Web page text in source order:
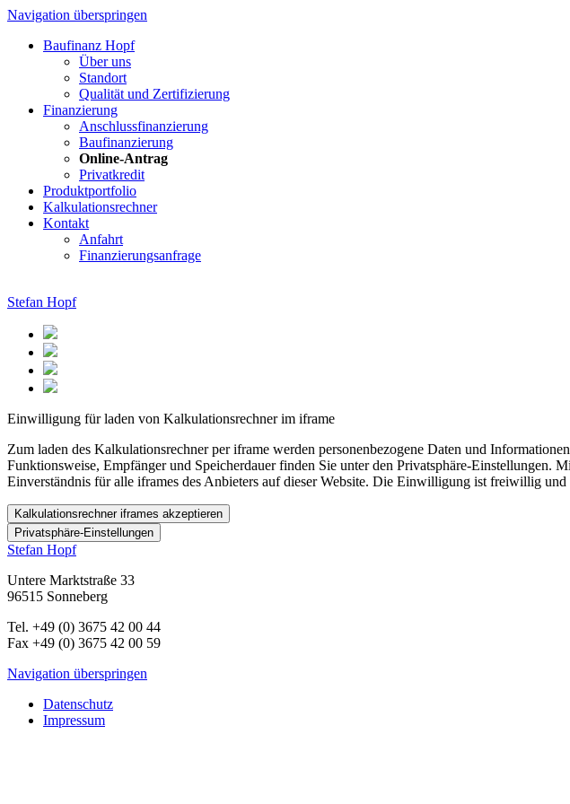
Navigation überspringen
Baufinanz Hopf
Über uns
Standort
Qualität und Zertifizierung
Finanzierung
Anschlussfinanzierung
Baufinanzierung
Online-Antrag
Privatkredit
Produktportfolio
Kalkulationsrechner
Kontakt
Anfahrt
Finanzierungsanfrage
Stefan Hopf
Einwilligung für laden von Kalkulationsrechner im iframe
Zum laden des Kalkulationsrechner per iframe werden personenbezogene Daten und
Funktionsweise, Empfänger und Speicherdauer finden Sie unter den Privatsphäre-
Einverständnis für alle iframes des Anbieters auf dieser Website. Die Einwilligung ist freiwillig
Kalkulationsrechner iframes akzeptieren
Privatsphäre-Einstellungen
Stefan Hopf
Untere Marktstraße 33
96515 Sonneberg
Tel. +49 (0) 3675 42 00 44
Fax +49 (0) 3675 42 00 59
Navigation überspringen
Datenschutz
Impressum